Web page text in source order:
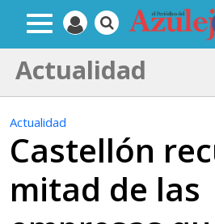
Actualidad
Actualidad
Castellón
mitad de las